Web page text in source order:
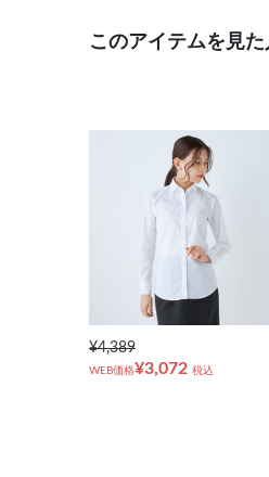
このアイテムを見
¥4,389
WEB価格¥3,072 税込